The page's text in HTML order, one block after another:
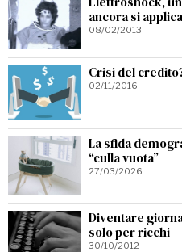
ancora si applica
08/02/2013
Crisi del
02/11/2016
La sfida
“culla vuota”
27/03/2026
Diventare
solo per ricchi
30/10/2012